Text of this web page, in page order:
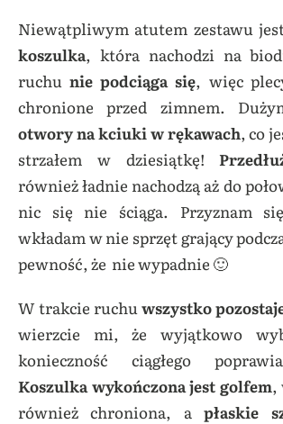
Niewątpliwym atutem zestawu
koszulka, która nachodzi na
ruchunie podciąga się, więc
chronione przed zimnem.
otwory na kciuki w rękawach, co
strzałem w dziesiątkę!
również ładnie nachodzą aż do
nic się nie ściąga. Przyznam
wkładam w nie sprzęt grający
pewność, że nie wypadnie 🙂
W trakcie ruchuwszystko
wierzcie mi, że wyjątkowo
konieczność ciągłego
Koszulka wykończona jest golfem,
również chroniona, apłaskie